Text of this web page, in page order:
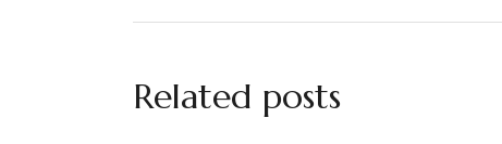
Related posts